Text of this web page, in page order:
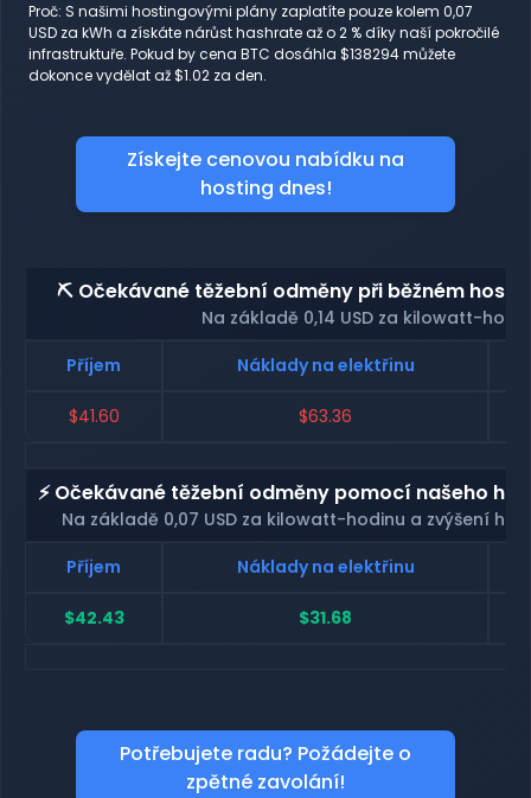
Proč: S našimi hostingovými plány zaplatíte pouze kolem 0,07
USD za kWh a získáte nárůst hashrate až o 2 % díky naší pokročilé
infrastruktuře. Pokud by cena BTC dosáhla $138294 můžete
dokonce vydělat až $1.02 za den.
Získejte cenovou nabídku na
hosting dnes!
⛏️ Očekávané těžební odměny při běžném
Na základě 0,14 USD za kilowatt-
Příjem
Náklady na elektřinu
$41.60 $63.36
⚡ Očekávané těžební odměny pomocí našeho
Na základě 0,07 USD za kilowatt-hodinu a zvýšení
Příjem
Náklady na elektřinu
$42.43 $31.68
Potřebujete radu? Požádejte o
zpětné zavolání!